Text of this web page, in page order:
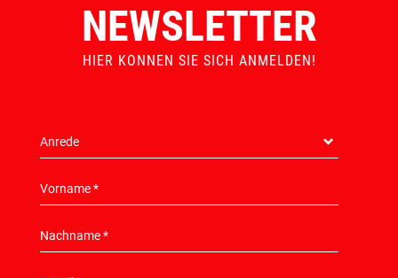
NEWSLETTER
HIER KONNEN SIE SICH ANMELDEN!